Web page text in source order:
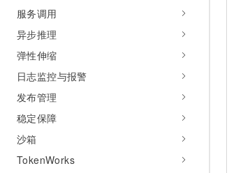
服务调用
异步推理
弹性伸缩
日志监控与报警
发布管理
稳定保障
沙箱
TokenWorks